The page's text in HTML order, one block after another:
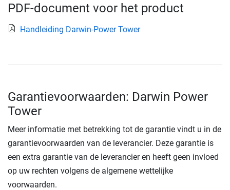
PDF-document voor het product
Handleiding Darwin-Power Tower
Garantievoorwaarden: Darwin Power
Tower
Meer informatie met betrekking tot de garantie vindt u in de
garantievoorwaarden van de leverancier. Deze garantie is
een extra garantie van de leverancier en heeft geen invloed
op uw rechten volgens de algemene wettelijke
voorwaarden.